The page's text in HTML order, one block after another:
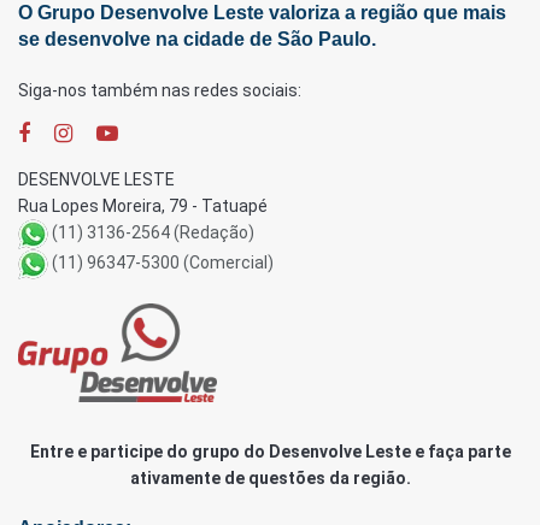
O Grupo Desenvolve Leste valoriza a região que mais
se desenvolve na cidade de São Paulo.
Siga-nos também nas redes sociais:
DESENVOLVE LESTE
Rua Lopes Moreira, 79 - Tatuapé
(11) 3136-2564 (Redação)
(11) 96347-5300 (Comercial)
Entre e participe do grupo do Desenvolve Leste e faça parte
ativamente de questões da região.